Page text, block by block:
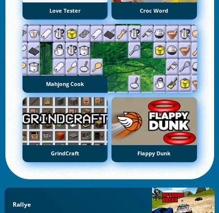
Love Tester Croc Word
Mahjong Cook
GrindCraft Flappy Dunk
Rallye